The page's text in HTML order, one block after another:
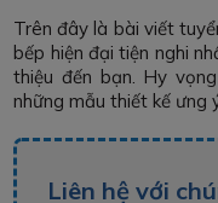
Trên đây là bài viết
bếp hiện đại tiện nghi
thiệu đến bạn. Hy
những mẫu thiết kế ưng
Liên hệ với